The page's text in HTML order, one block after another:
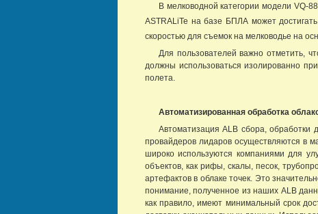
В мелководной категории модели VQ-
ASTRALiTe на базе БПЛА может
скоростью для съемок на мелководье на
Для пользователей важно отметить,
должны использоваться изолированно
полета.
Автоматизированная обработка
Автоматизация ALB сбора, обработки
провайдеров лидаров осуществляются в
широко используются компаниями для
объектов, как рифы, скалы, песок,
артефактов в облаке точек. Это
понимание, полученное из наших ALB
как правило, имеют минимальный срок